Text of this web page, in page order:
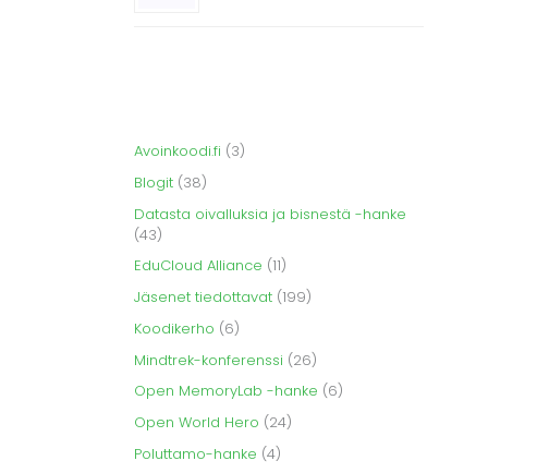
Avoinkoodi.fi (3)
Blogit (38)
Datasta oivalluksia ja bisnestä -hanke
(43)
EduCloud Alliance (11)
Jäsenet tiedottavat (199)
Koodikerho (6)
Mindtrek-konferenssi (26)
Open MemoryLab -hanke (6)
Open World Hero (24)
Poluttamo-hanke (4)